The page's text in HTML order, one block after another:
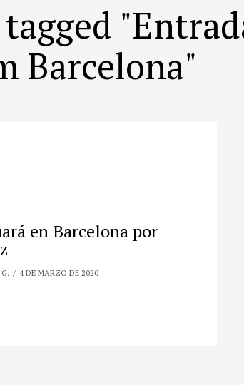
Barcelona"
en Barcelona por
4 DE MARZO DE 2020